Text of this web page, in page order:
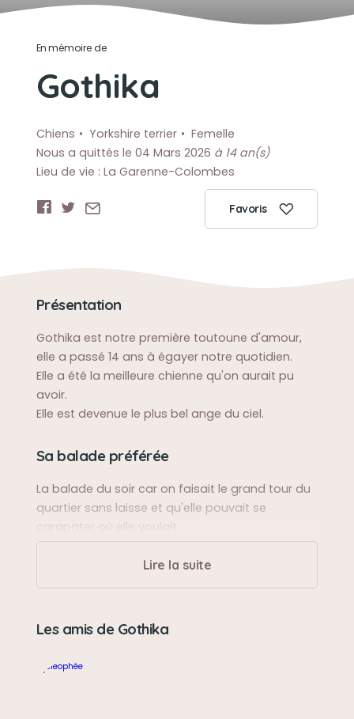
En mémoire de
Gothika
Chiens Yorkshire terrier
Femelle
Nous a quittés le 04 Mars 2026 à 14 an(s)
Lieu de vie : La Garenne-Colombes
Favoris
Présentation
Gothika est notre première toutoune d'amour,
elle a passé 14 ans à égayer notre quotidien.
Elle a été la meilleure chienne qu'on aurait pu
avoir.
Elle est devenue le plus bel ange du ciel.
Sa balade préférée
La balade du soir car on faisait le grand tour du
quartier sans laisse et qu'elle pouvait se
carapater où elle voulait.
Sa bêtise préférée
dans une pièce.
Son caractère
Lire la suite
Les amis de Gothika